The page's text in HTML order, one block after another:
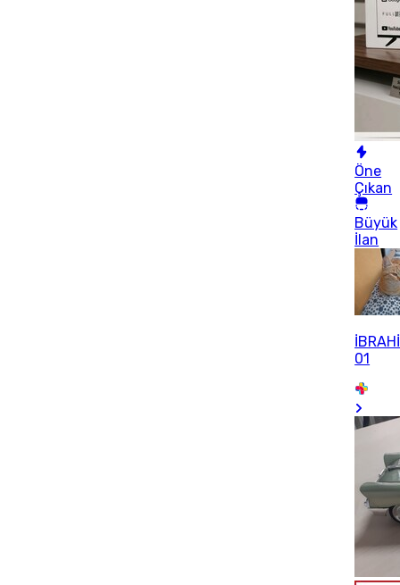
Öne
Çıkan
Büyük
İlan
01